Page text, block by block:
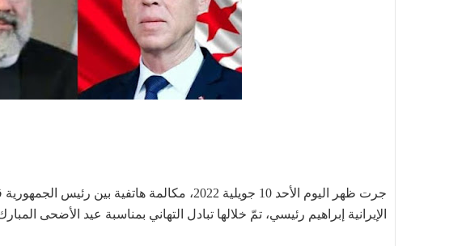
جرت ظهر اليوم الأحد 10 جويلية 2022، مكالمة هاتفية
الإيرانية إبراهيم رئيسي، تمّ خلالها تبادل التهاني بمناسبة عيد الأضحى